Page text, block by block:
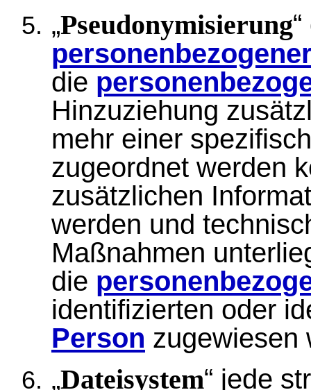
„Pseudonymisierung
die
Hinzuziehung
mehr einer
zugeordnet werden
zusätzlichen
werden und
Maßnahmen
die
identifizierten oder
Person zugewiesen
„Dateisystem“ jede